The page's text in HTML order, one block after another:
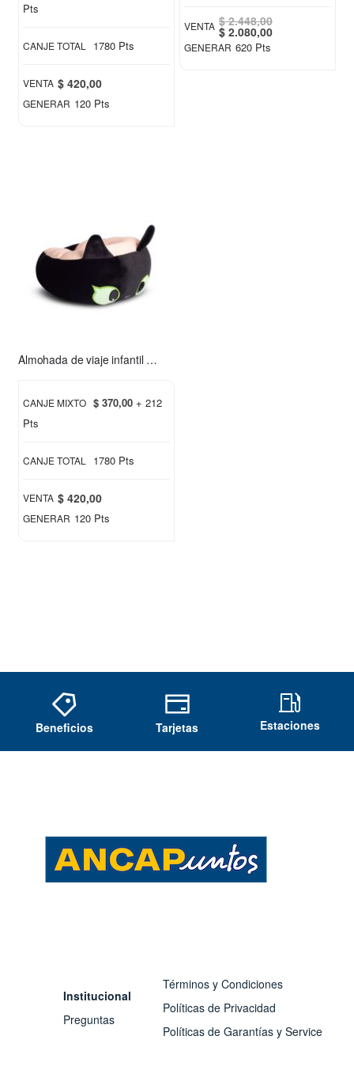
Pts
CANJE TOTAL 1780 Pts
VENTA $ 420,00
GENERAR 120 Pts
VENTA $ 2.448,00
Special
Price
$ 2.080,00
GENERAR 620 Pts
Almohada de viaje infantil Chimuelo rosa
CANJE MIXTO $ 370,00 + 212
Pts
CANJE TOTAL 1780 Pts
VENTA $ 420,00
GENERAR 120 Pts
Beneficios Tarjetas Estaciones
Institucional
Preguntas
Términos y Condiciones
Políticas de Privacidad
Políticas de Garantías y Service